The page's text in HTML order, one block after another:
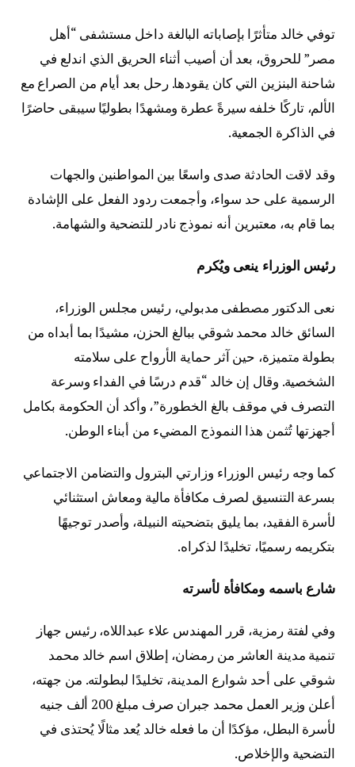
توفي خالد متأثرًا بإصاباته البالغة داخل مستشفى “أهل
مصر” للحروق، بعد أن أصيب أثناء الحريق الذي اندلع في
شاحنة البنزين التي كان يقودها. رحل بعد أيام من الصراع مع
الألم، تاركًا خلفه سيرةً عطرة ومشهدًا بطوليًا سيبقى حاضرًا
في الذاكرة الجمعية.
وقد لاقت الحادثة صدى واسعًا بين المواطنين والجهات
الرسمية على حد سواء، وأجمعت ردود الفعل على الإشادة
بما قام به، معتبرين أنه نموذج نادر للتضحية والشهامة.
رئيس الوزراء ينعى ويُكرم
نعى الدكتور مصطفى مدبولي، رئيس مجلس الوزراء،
السائق خالد محمد شوقي ببالغ الحزن، مشيدًا بما أبداه من
بطولة متميزة، حين آثر حماية الأرواح على سلامته
الشخصية. وقال إن خالد “قدم درسًا في الفداء وسرعة
التصرف في موقف بالغ الخطورة”، وأكد أن الحكومة بكامل
أجهزتها تُثمن هذا النموذج المضيء من أبناء الوطن.
كما وجه رئيس الوزراء وزارتي البترول والتضامن الاجتماعي
بسرعة التنسيق لصرف مكافأة مالية ومعاش استثنائي
لأسرة الفقيد، بما يليق بتضحيته النبيلة، وأصدر توجيهًا
بتكريمه رسميًا، تخليدًا لذكراه.
شارع باسمه ومكافأة لأسرته
وفي لفتة رمزية، قرر المهندس علاء عبداللاه، رئيس جهاز
تنمية مدينة العاشر من رمضان، إطلاق اسم خالد محمد
شوقي على أحد شوارع المدينة، تخليدًا لبطولته. من جهته،
أعلن وزير العمل محمد جبران صرف مبلغ 200 ألف جنيه
لأسرة البطل، مؤكدًا أن ما فعله خالد يُعد مثالًا يُحتذى في
التضحية والإخلاص.